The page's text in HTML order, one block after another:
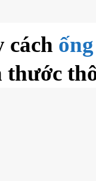
cách
thước